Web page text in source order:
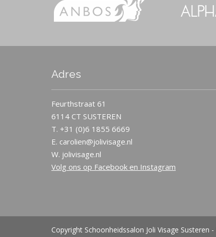
Adres
Feurthstraat 61
6114 CT SUSTEREN
T. +31 (0)6 1855 6669
E. carolien@jolivisage.nl
W. jolivisage.nl
Volg ons op Facebook en Instagram
Copyright Schoonheidssalon Joli Visage Susteren -